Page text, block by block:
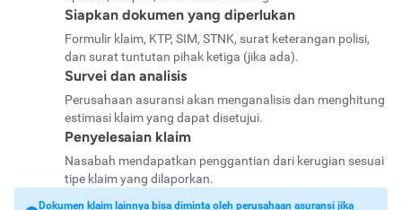
Siapkan dokumen yang diperlukan
Formulir klaim, KTP, SIM, STNK, surat keterangan polisi,
dan surat tuntutan pihak ketiga (jika ada).
Survei dan analisis
Perusahaan asuransi akan menganalisis dan menghitung
estimasi klaim yang dapat disetujui.
Penyelesaian klaim
Nasabah mendapatkan penggantian dari kerugian sesuai
tipe klaim yang dilaporkan.
Dokumen klaim lainnya bisa diminta oleh perusahaan asuransi jika